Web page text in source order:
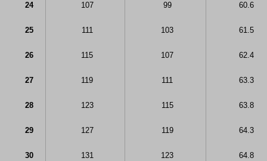
24 107 99 60.6
25 111 103 61.5
26 115 107 62.4
27 119 111 63.3
28 123 115 63.8
29 127 119 64.3
30 131 123 64.8